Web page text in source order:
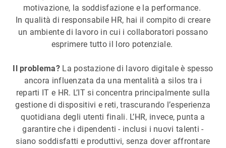
motivazione, la soddisfazione e la performance.
In qualità di responsabile HR, hai il compito di creare
un ambiente di lavoro in cui i collaboratori possano
esprimere tutto il loro potenziale.
Il problema?La postazione di lavoro digitale è spesso
ancora influenzata da una mentalità a silos tra i
reparti IT e HR. L’IT si concentra principalmente sulla
gestione di dispositivi e reti, trascurando l’esperienza
quotidiana degli utenti finali. L’HR, invece, punta a
garantire che i dipendenti - inclusi i nuovi talenti -
siano soddisfatti e produttivi, senza dover affrontare